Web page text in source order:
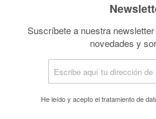
Suscríbete a nuestra
novedades y
He leído y acepto eltratamiento de